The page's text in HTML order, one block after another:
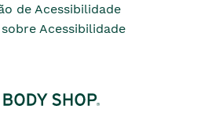
de Acessibilidade
Acessibilidade